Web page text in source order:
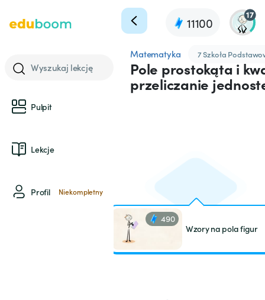
11100
17
Wyszukaj lekcję
Pulpit
Lekcje
Profil Niekompletny
Matematyka 7 Szkoła
Pole prostokąta i
przeliczanie
490
Wzory na pola figur